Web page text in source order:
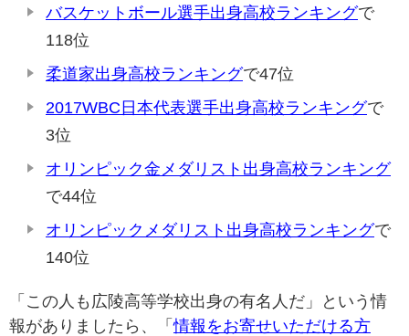
バスケットボール選手出身高校ランキングで
118位
柔道家出身高校ランキングで47位
2017WBC日本代表選手出身高校ランキングで
3位
オリンピック金メダリスト出身高校ランキング
で44位
オリンピックメダリスト出身高校ランキングで
140位
「この人も広陵高等学校出身の有名人だ」という情
報がありましたら、「情報をお寄せいただける方